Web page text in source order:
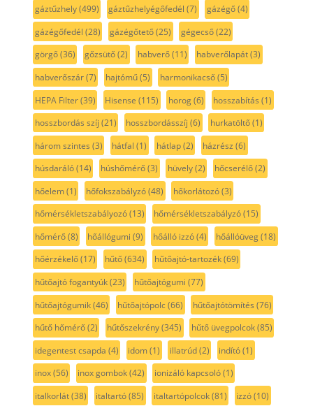
gáztűzhely(499) gáztűzhelyégőfedél (7) gázégő(4)
gázégőfedél (28) gázégőtető(25) gégecső(22)
görgő(36) gőzsütő(2) habverő(11) habverőlapát(3)
habverőszár(7) hajtómű(5) harmonikacső(5)
HEPA Filter(39) Hisense (115) horog(6) hosszabítás (1)
hosszbordás szíj (21) hosszbordásszíj (6) hurkatöltő(1)
három szintes (3) hátfal (1) hátlap(2) házrész (6)
húsdaráló(14) húshőmérő(3) hüvely(2) hőcserélő(2)
hőelem(1) hőfokszabályzó(48) hőkorlátozó(3)
hőmérsékletszabályozó(13) hőmérsékletszabályzó(15)
hőmérő(8) hőállógumi (9) hőálló izzó(4) hőállóüveg(18)
hőérzékelő(17) hűtő(634) hűtőajtó-tartozék(69)
hűtőajtó fogantyúk(23) hűtőajtógumi (77)
hűtőajtógumik(46) hűtőajtópolc(66) hűtőajtótömítés (76)
hűtő hőmérő(2) hűtőszekrény(345) hűtő üvegpolcok(85)
idegentest csapda (4) idom(1) illatrúd(2) indító(1)
inox(56) inox gombok(42) ionizáló kapcsoló(1)
italkorlát(38) italtartó(85) italtartópolcok(81) izzó(10)